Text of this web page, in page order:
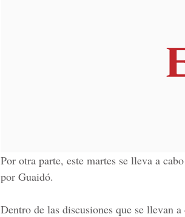
Por otra parte, este martes se lleva a
por Guaidó.
Dentro de las discusiones que se llevan